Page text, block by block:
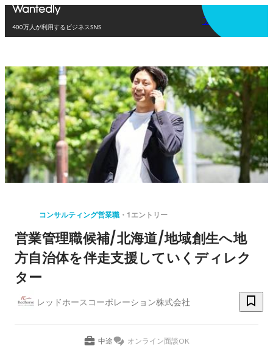
400万人が利用するビジネスSNS
アプリを使う
コンサルティング営業職 1エントリー
営業管理職候補/北海道/地域創生へ地
方自治体を伴走支援していくディレク
ター
レッドホースコーポレーション株式会社
中途 オンライン面談OK